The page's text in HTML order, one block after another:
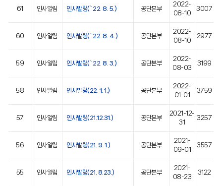
61 인사알림 인사발령(`22. 8. 5.) 공단본부
2022-
08-10
3007
60 인사알림 인사발령(`22. 8. 4.) 공단본부
2022-
08-10
2977
59 인사알림 인사발령(`22. 8. 3.) 공단본부
2022-
08-03
3199
58 인사알림 인사발령(22. 1. 1.) 공단본부
2022-
01-01
3759
57 인사알림 인사발령(21.12.31.) 공단본부
2021-12-
31
3257
56 인사알림 인사발령(21. 9. 1.) 공단본부
2021-
09-01
3557
55 인사알림 인사발령(21. 8.23.) 공단본부
2021-
08-23
3122